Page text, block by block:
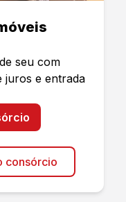
seu com
juros e entrada
consórcio